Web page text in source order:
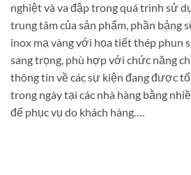
nghiệt và va đập trong quá trình sử
trung tâm của sản phẩm, phần bảng
inox mạ vàng với họa tiết thép phun
sang trọng, phù hợp với chức năng
thông tin về các sự kiện đang được
trong ngày tại các nhà hàng bằng
để phục vụ do khách hàng….